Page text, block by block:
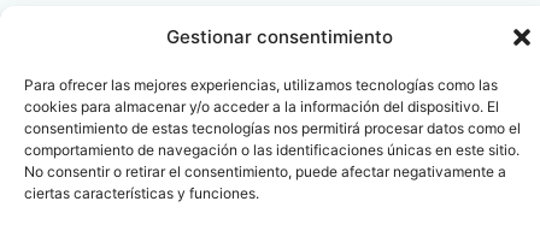
Gestionar consentimiento
Para ofrecer las mejores experiencias, utilizamos tecnologías como las
cookies para almacenar y/o acceder a la información del dispositivo. El
consentimiento de estas tecnologías nos permitirá procesar datos como el
comportamiento de navegación o las identificaciones únicas en este sitio.
No consentir o retirar el consentimiento, puede afectar negativamente a
ciertas características y funciones.
Contacto
info@fenin.es
C/ Villanueva, 20 - 1-
Oficina Barcelona
Travesera de Gracia, 56 -
1º, 3ª 08006